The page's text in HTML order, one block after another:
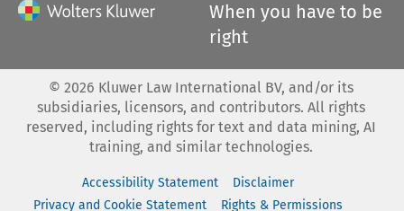
When you have to be
right
© 2026 Kluwer Law International BV, and/or its
subsidiaries, licensors, and contributors. All rights
reserved, including rights for text and data mining, AI
training, and similar technologies.
Accessibility Statement
Disclaimer
Privacy and Cookie Statement
Rights & Permissions